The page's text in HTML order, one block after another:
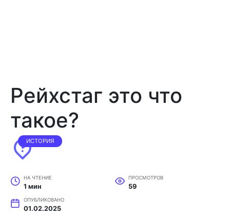
Рейхстаг это что
такое?
ИСТОРИЯ
НА ЧТЕНИЕ
1 мин
ПРОСМОТРОВ
59
ОПУБЛИКОВАНО
01.02.2025